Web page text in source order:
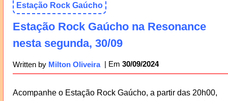
Estação Rock Gaúcho
Estação Rock Gaúcho na Resonance
nesta segunda, 30/09
Written by Milton Oliveira 30/09/2024
Acompanhe o Estação Rock Gaúcho, a partir das 20h00,